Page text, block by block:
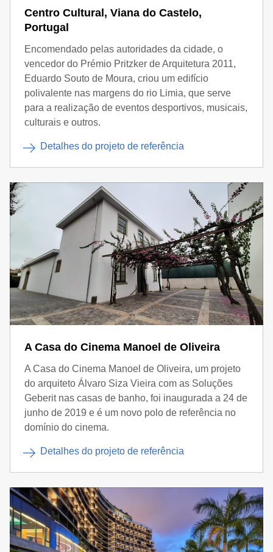
Centro Cultural, Viana do Castelo,
Portugal
Encomendado pelas autoridades da cidade, o
vencedor do Prémio Pritzker de Arquitetura 2011,
Eduardo Souto de Moura, criou um edifício
polivalente nas margens do rio Limia, que serve
para a realização de eventos desportivos, musicais,
culturais e outros.
Detalhes do projeto de referência
A Casa do Cinema Manoel de Oliveira
A Casa do Cinema Manoel de Oliveira, um projeto
do arquiteto Álvaro Siza Vieira com as Soluções
Geberit nas casas de banho, foi inaugurada a 24 de
junho de 2019 e é um novo polo de referência no
domínio do cinema.
Detalhes do projeto de referência